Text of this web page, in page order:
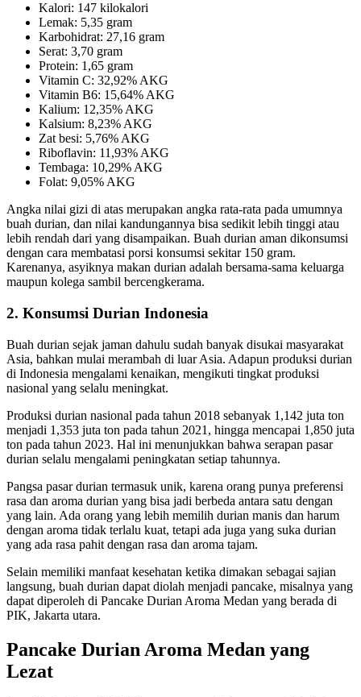
Kalori: 147 kilokalori
Lemak: 5,35 gram
Karbohidrat: 27,16 gram
Serat: 3,70 gram
Protein: 1,65 gram
Vitamin C: 32,92% AKG
Vitamin B6: 15,64% AKG
Kalium: 12,35% AKG
Kalsium: 8,23% AKG
Zat besi: 5,76% AKG
Riboflavin: 11,93% AKG
Tembaga: 10,29% AKG
Folat: 9,05% AKG
Angka nilai gizi di atas merupakan angka rata-rata pada umumnya
buah durian, dan nilai kandungannya bisa sedikit lebih tinggi atau
lebih rendah dari yang disampaikan. Buah durian aman dikonsumsi
dengan cara membatasi porsi konsumsi sekitar 150 gram.
Karenanya, asyiknya makan durian adalah bersama-sama keluarga
maupun kolega sambil bercengkerama.
2. Konsumsi Durian Indonesia
Buah durian sejak jaman dahulu sudah banyak disukai masyarakat
Asia, bahkan mulai merambah di luar Asia. Adapun produksi durian
di Indonesia mengalami kenaikan, mengikuti tingkat produksi
nasional yang selalu meningkat.
Produksi durian nasional pada tahun 2018 sebanyak 1,142 juta ton
menjadi 1,353 juta ton pada tahun 2021, hingga mencapai 1,850 juta
ton pada tahun 2023. Hal ini menunjukkan bahwa serapan pasar
durian selalu mengalami peningkatan setiap tahunnya.
Pangsa pasar durian termasuk unik, karena orang punya preferensi
rasa dan aroma durian yang bisa jadi berbeda antara satu dengan
yang lain. Ada orang yang lebih memilih durian manis dan harum
dengan aroma tidak terlalu kuat, tetapi ada juga yang suka durian
yang ada rasa pahit dengan rasa dan aroma tajam.
Selain memiliki manfaat kesehatan ketika dimakan sebagai sajian
langsung, buah durian dapat diolah menjadi pancake, misalnya yang
dapat diperoleh di Pancake Durian Aroma Medan yang berada di
PIK, Jakarta utara.
Pancake Durian Aroma Medan yang
Lezat